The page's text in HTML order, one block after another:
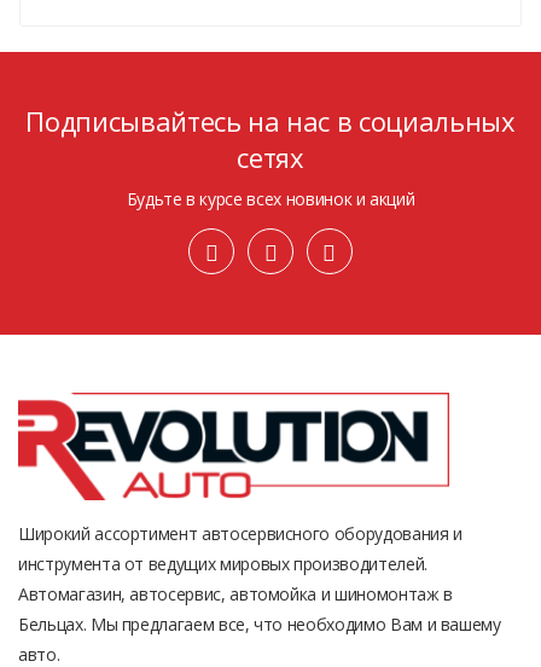
Подписывайтесь на нас в социальных
сетях
Будьте в курсе всех новинок и акций
Широкий ассортимент автосервисного оборудования и
инструмента от ведущих мировых производителей.
Автомагазин, автосервис, автомойка и шиномонтаж в
Бельцах. Мы предлагаем все, что необходимо Вам и вашему
авто.